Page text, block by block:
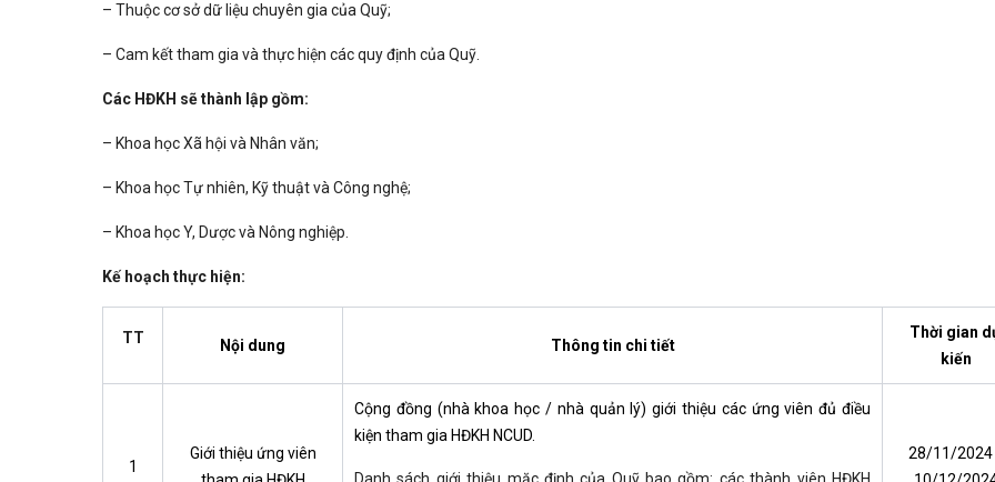
– Thuộc cơ sở dữ liệu chuyên gia của Quỹ;
– Cam kết tham gia và thực hiện các quy định của Quỹ.
Các HĐKH sẽ thành lập gồm:
– Khoa học Xã hội và Nhân văn;
– Khoa học Tự nhiên, Kỹ thuật và Công nghệ;
– Khoa học Y, Dược và Nông nghiệp.
Kế hoạch thực hiện:
TT Nội dung Thông tin chi tiết
Thời gian
kiến
1
Giới thiệu ứng viên
Cộng đồng (nhà khoa học / nhà quản lý) giới thiệu các ứng viên đủ điều
kiện tham gia HĐKH NCUD.
28/11/2024